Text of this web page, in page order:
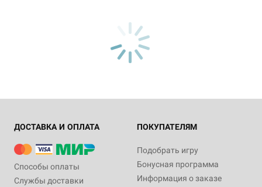
ДОСТАВКА И ОПЛАТА
Способы оплаты
Службы доставки
ПОКУПАТЕЛЯМ
Подобрать игру
Бонусная программа
Информация о заказе